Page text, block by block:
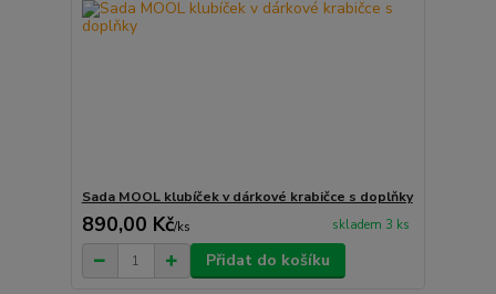
Sada MOOL klubíček v dárkové krabičce s doplňky
890,00 Kč/ks skladem 3 ks
Přidat do košíku